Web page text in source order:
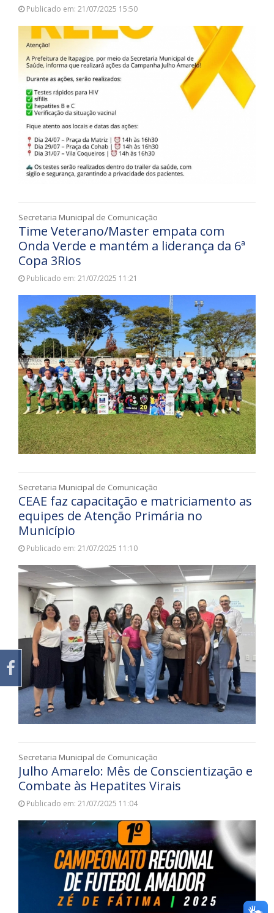
Publicado em: 21/07/2025 15:50
Secretaria Municipal de Comunicação
Time Veterano/Master empata com
Onda Verde e mantém a liderança da 6ª
Copa 3Rios
Publicado em: 21/07/2025 11:21
Secretaria Municipal de Comunicação
CEAE faz capacitação e matriciamento as
equipes de Atenção Primária no
Município
Publicado em: 21/07/2025 11:10
Secretaria Municipal de Comunicação
Julho Amarelo: Mês de Conscientização e
Combate às Hepatites Virais
Publicado em: 21/07/2025 11:04